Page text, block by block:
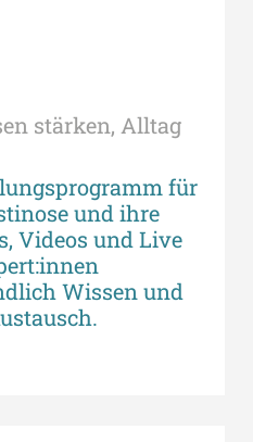
stärken, Alltag
für
und ihre
Videos und Live
Wissen und